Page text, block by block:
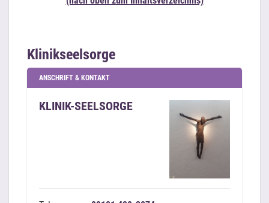
Klinikseelsorge
ANSCHRIFT & KONTAKT
KLINIK-SEELSORGE